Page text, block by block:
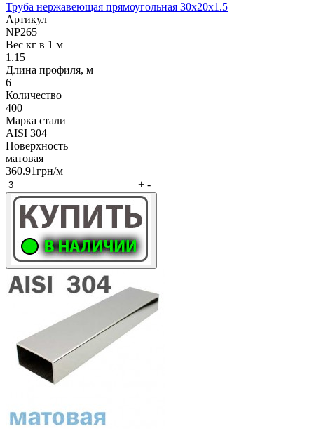
Труба нержавеющая прямоугольная 30х20х1.5
Артикул
NP265
Вес кг в 1 м
1.15
Длина профиля, м
6
Количество
400
Марка стали
AISI 304
Поверхность
матовая
360.91грн/м
+ -